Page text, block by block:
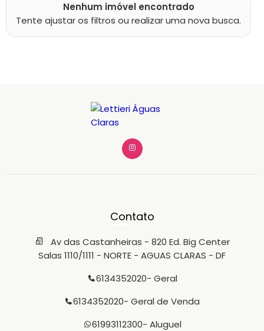
Nenhum imóvel encontrado
Tente ajustar os filtros ou realizar uma nova busca.
Contato
Av das Castanheiras - 820 Ed. Big Center
Salas 1110/1111 - NORTE - AGUAS CLARAS - DF
6134352020- Geral
6134352020- Geral de Venda
61993112300- Aluguel